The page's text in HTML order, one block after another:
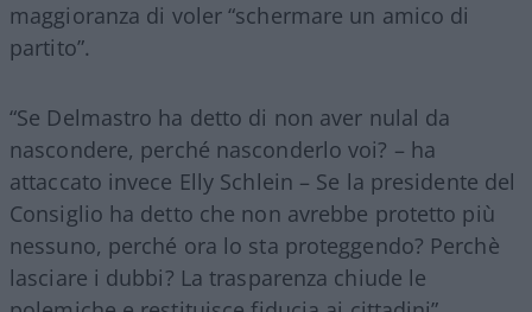
maggioranza di voler “schermare un amico di
partito”.
“Se Delmastro ha detto di non aver nulal da
nascondere, perché nasconderlo voi? – ha
attaccato invece Elly Schlein – Se la presidente del
Consiglio ha detto che non avrebbe protetto più
nessuno, perché ora lo sta proteggendo? Perchè
lasciare i dubbi? La trasparenza chiude le